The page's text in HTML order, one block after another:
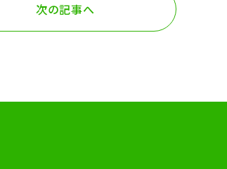
次の記事へ